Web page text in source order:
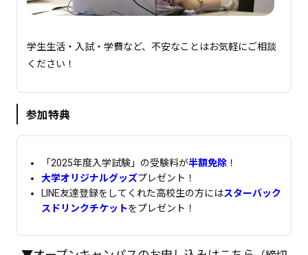
学生生活・入試・学費など、不安なことはお気軽にご相談
ください！
参加特典
「2025年度入学試験」の受験料が半額免除！
大学オリジナルグッズプレゼント！
LINE友達登録をしてくれた高校生の方にはスターバック
スドリンクチケットをプレゼント！